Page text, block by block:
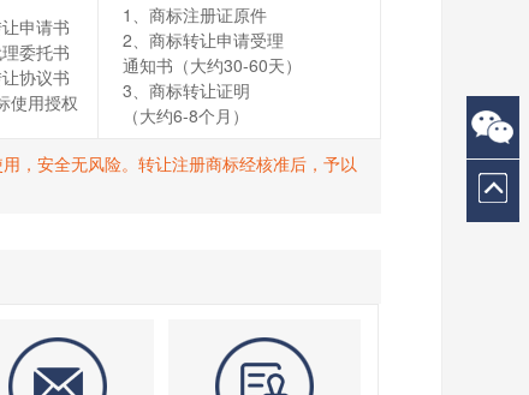
申请书
委托书
协议书
使用授权
1、商标注册证原件
2、商标转让申请受理
通知书（大约30-60天）
3、商标转让证明
（大约6-8个月）
，安全无风险。转让注册商标经核准后，予以